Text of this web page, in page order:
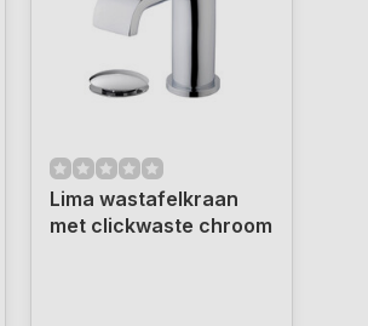
Lima wastafelkraan
met clickwaste chroom